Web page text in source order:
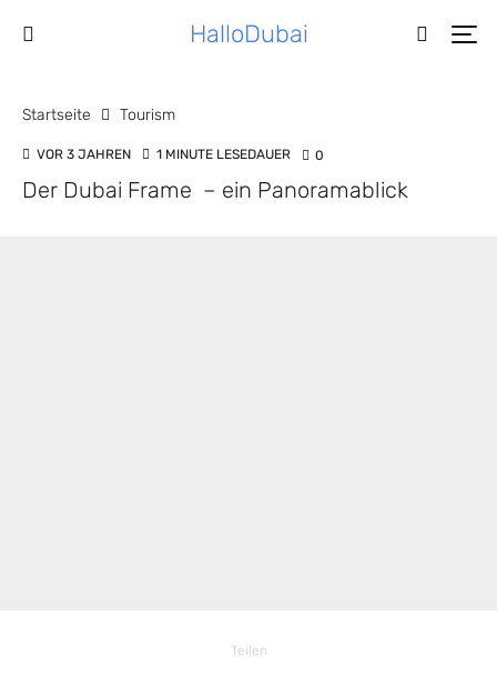
HalloDubai
Startseite Tourism
VOR 3 JAHREN 1 MINUTE LESEDAUER 0
Der Dubai Frame – ein Panoramablick
Teilen